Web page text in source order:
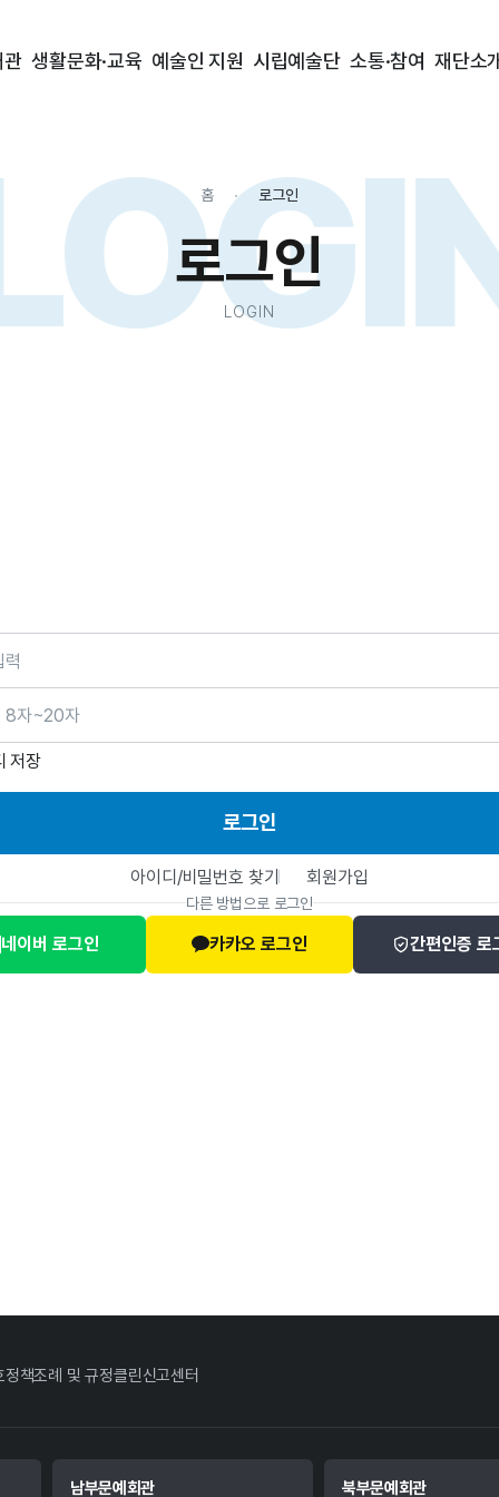
관 생활문화·교육 예술인 지원 시립예술단 소통·참여 재단소
홈 로그인
로그인
LOGIN
저장
로그인
아이디/비밀번호 찾기 회원가입
다른 방법으로 로그인
네이버 로그인 카카오 로그인 간편인증 로
정책조례 및 규정클린신고센터
남부문예회관 북부문예회관